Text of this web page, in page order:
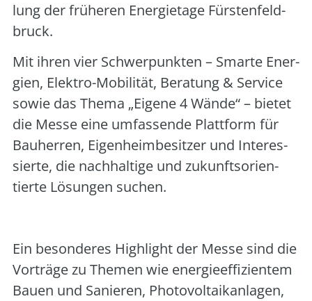
lung der frü­he­ren Ener­gie­ta­ge Fürs­ten­feld­
bruck.
Mit ihren vier Schwer­punk­ten – Smar­te Ener­
gien, Elek­tro-Mobi­li­tät, Bera­tung & Ser­vice
sowie das The­ma „Eige­ne 4 Wän­de“ – bie­tet
die Mes­se eine umfas­sen­de Platt­form für
Bau­her­ren, Eigen­heim­be­sit­zer und Inter­es­
sier­te, die nach­hal­ti­ge und zukunfts­ori­en­
tier­te Lösun­gen suchen.
Ein beson­de­res High­light der Mes­se sind die
Vor­trä­ge zu The­men wie ener­gie­ef­fi­zi­en­tem
Bau­en und Sanie­ren, Pho­to­vol­ta­ik­an­la­gen,